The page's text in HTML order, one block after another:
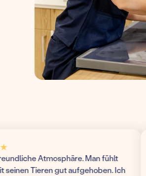
Atmosphäre. Man fühlt
Tieren gut aufgehoben. Ich